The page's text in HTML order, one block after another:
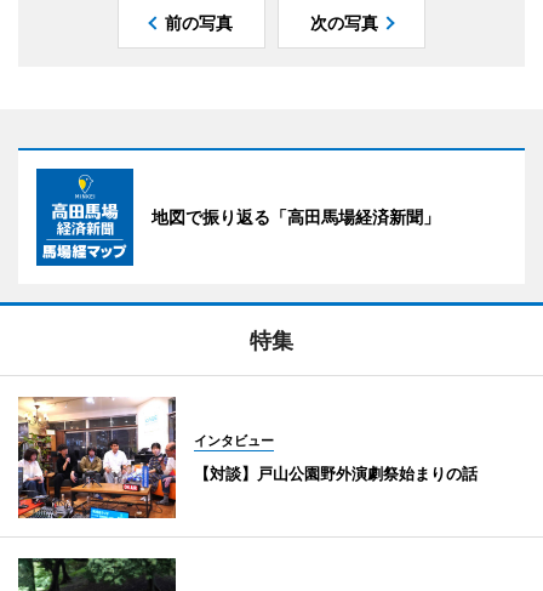
前の写真 次の写真
地図で振り返る「高田馬場経済新聞」
特集
インタビュー
【対談】戸山公園野外演劇祭始まりの話